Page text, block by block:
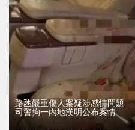
​路氹嚴重傷人案疑涉感情問題
司警拘一內地漢明公布案情